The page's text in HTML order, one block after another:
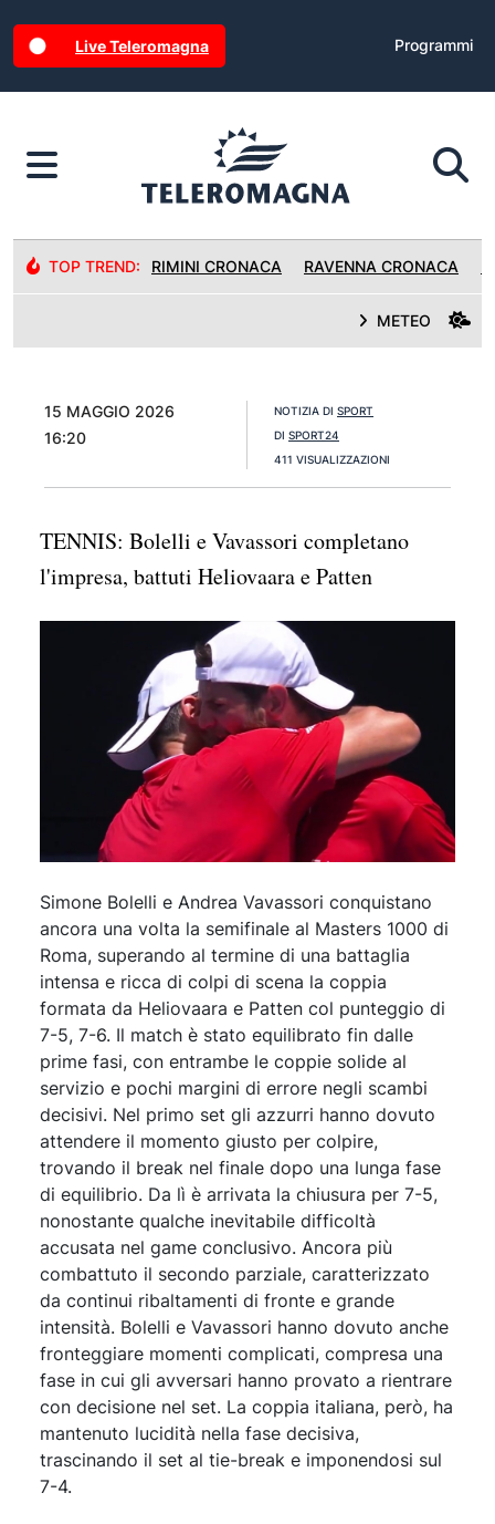
Live Teleromagna Programmi
TOP TREND: RIMINI CRONACA RAVENNA CRONACA
METEO
15 MAGGIO 2026
16:20
NOTIZIA DI SPORT
DI SPORT24
411 VISUALIZZAZIONI
TENNIS: Bolelli e Vavassori completano
l'impresa, battuti Heliovaara e Patten
Simone Bolelli e Andrea Vavassori conquistano
ancora una volta la semifinale al Masters 1000 di
Roma, superando al termine di una battaglia
intensa e ricca di colpi di scena la coppia
formata da Heliovaara e Patten col punteggio di
7-5, 7-6. Il match è stato equilibrato fin dalle
prime fasi, con entrambe le coppie solide al
servizio e pochi margini di errore negli scambi
decisivi. Nel primo set gli azzurri hanno dovuto
attendere il momento giusto per colpire,
trovando il break nel finale dopo una lunga fase
di equilibrio. Da lì è arrivata la chiusura per 7-5,
nonostante qualche inevitabile difficoltà
accusata nel game conclusivo. Ancora più
combattuto il secondo parziale, caratterizzato
da continui ribaltamenti di fronte e grande
intensità. Bolelli e Vavassori hanno dovuto anche
fronteggiare momenti complicati, compresa una
fase in cui gli avversari hanno provato a rientrare
con decisione nel set. La coppia italiana, però, ha
mantenuto lucidità nella fase decisiva,
trascinando il set al tie-break e imponendosi sul
7-4.